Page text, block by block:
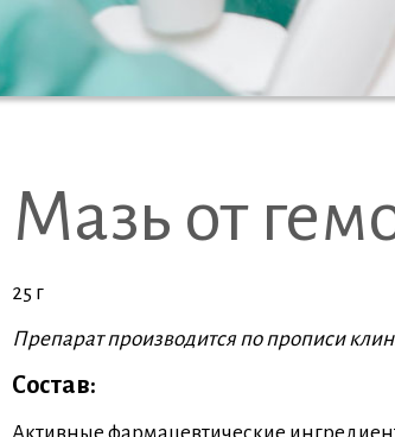
Мазь от
25 г
Препарат производится по прописи
Состав: